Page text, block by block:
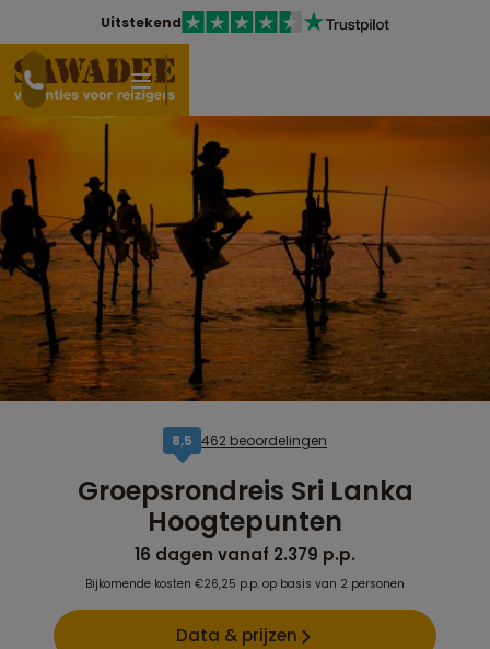
Uitstekend
8,5 462 beoordelingen
Groepsrondreis Sri Lanka
Hoogtepunten
16 dagen vanaf 2.379 p.p.
Bijkomende kosten €26,25 p.p. op basis van 2 personen
Data & prijzen